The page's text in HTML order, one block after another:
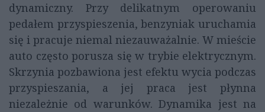
dynamiczny. Przy delikatnym operowaniu
pedałem przyspieszenia, benzyniak uruchamia
się i pracuje niemal niezauważalnie. W mieście
auto często porusza się w trybie elektrycznym.
Skrzynia pozbawiona jest efektu wycia podczas
przyspieszania, a jej praca jest płynna
niezależnie od warunków. Dynamika jest na